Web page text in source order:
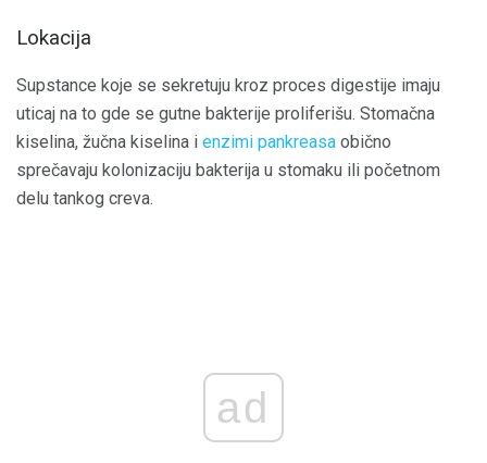
Lokacija
Supstance koje se sekretuju kroz proces digestije imaju
uticaj na to gde se gutne bakterije proliferišu. Stomačna
kiselina, žučna kiselina i enzimi pankreasa obično
sprečavaju kolonizaciju bakterija u stomaku ili početnom
delu tankog creva.
ad